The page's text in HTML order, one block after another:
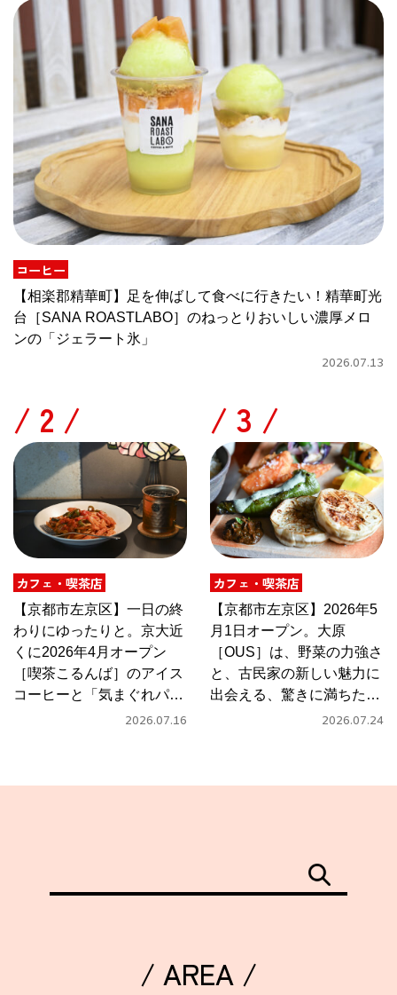
コーヒー
【相楽郡精華町】足を伸ばして食べに行きたい！精華町光
台［SANA ROASTLABO］のねっとりおいしい濃厚メロ
ンの「ジェラート氷」
2026.07.13
/
カフェ・喫茶店
【京都市左京区】一日の終
わりにゆったりと。京大近
くに2026年4月オープン
［喫茶こるんば］のアイス
コーヒーと「気まぐれパス
2026.07.16
/
カフェ・喫茶店
【京都市左京区】2026年5
月1日オープン。大原
［OUS］は、野菜の力強さ
と、古民家の新しい魅力に
出会える、驚きに満ちたカ
2026.07.24
/ AREA /